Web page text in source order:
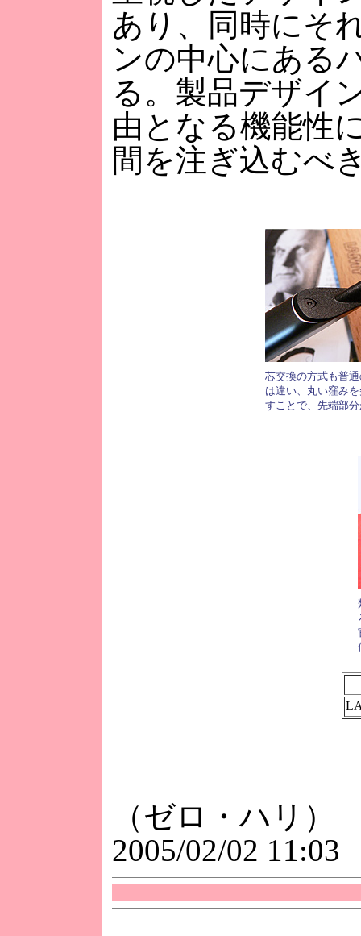
あり、同時にそ
ンの中心にある
る。製品デザイ
由となる機能性
間を注ぎ込むべ
芯交換の方式も普
は違い、丸い窪み
すことで、先端部
（ゼロ・ハリ）
2005/02/02 11:03